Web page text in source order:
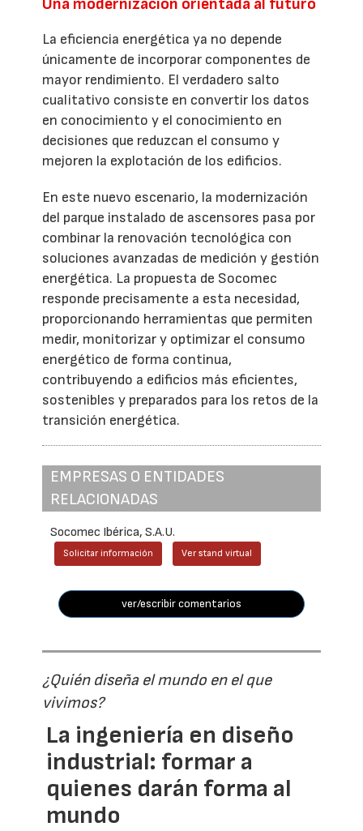
Una modernización orientada al futuro
La eficiencia energética ya no depende
únicamente de incorporar componentes de
mayor rendimiento. El verdadero salto
cualitativo consiste en convertir los datos
en conocimiento y el conocimiento en
decisiones que reduzcan el consumo y
mejoren la explotación de los edificios.
En este nuevo escenario, la modernización
del parque instalado de ascensores pasa por
combinar la renovación tecnológica con
soluciones avanzadas de medición y gestión
energética. La propuesta de Socomec
responde precisamente a esta necesidad,
proporcionando herramientas que permiten
medir, monitorizar y optimizar el consumo
energético de forma continua,
contribuyendo a edificios más eficientes,
sostenibles y preparados para los retos de la
transición energética.
EMPRESAS O ENTIDADES
RELACIONADAS
Socomec Ibérica, S.A.U.
Solicitar información Ver stand virtual
ver/escribir comentarios
¿Quién diseña el mundo en el que
vivimos?
La ingeniería en diseño
industrial: formar a
quienes darán forma al
mundo